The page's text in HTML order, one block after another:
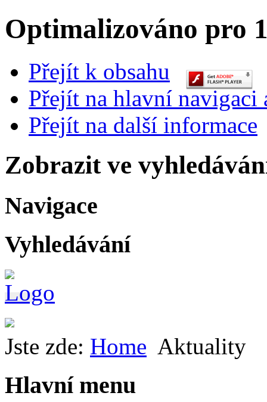
Optimalizováno pro
Přejít k obsahu
Přejít na hlavní navigaci
Přejít na další informace
Zobrazit ve
Navigace
Vyhledávání
Jste zde: Home Aktuality
Hlavní menu